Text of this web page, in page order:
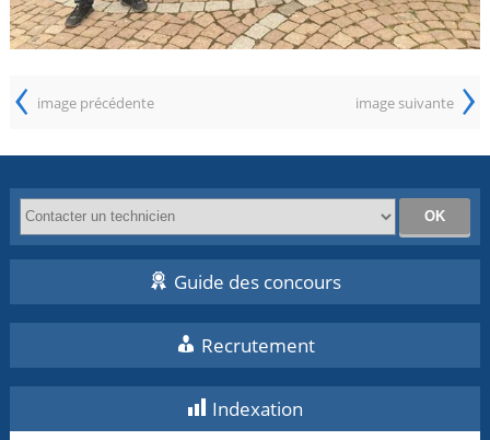
‹ image précédente image suivante ›
Guide des concours
Recrutement
Indexation